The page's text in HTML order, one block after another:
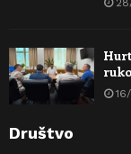
Društvo